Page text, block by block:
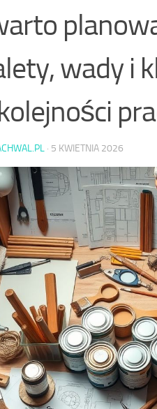
wady i
· 5 KWIETNIA 2026